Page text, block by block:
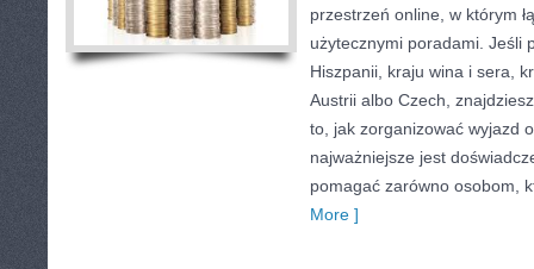
przestrzeń online, w którym
użytecznymi poradami. Jeśli
Hiszpanii, kraju wina i sera,
Austrii albo Czech,
to, jak zorganizować wyjazd
najważniejsze jest
pomagać zarówno osobom,
More ]